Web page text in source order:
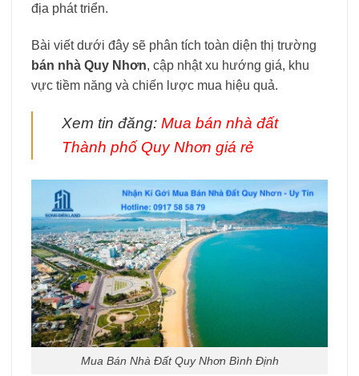
địa phát triển.
Bài viết dưới đây sẽ phân tích toàn diện thị trường
bán nhà Quy Nhơn, cập nhật xu hướng giá, khu
vực tiềm năng và chiến lược mua hiệu quả.
Xem tin đăng: Mua bán nhà đất
Thành phố Quy Nhơn giá rẻ
Mua Bán Nhà Đất Quy Nhơn Bình Định